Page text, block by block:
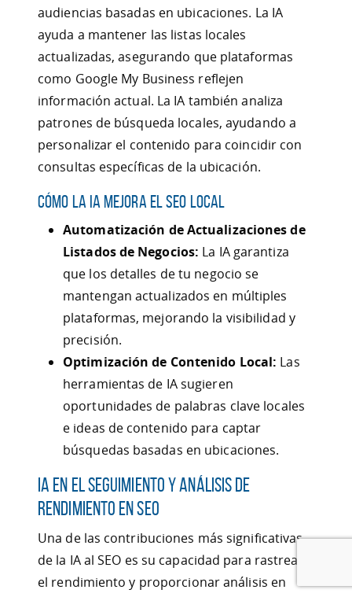
audiencias basadas en ubicaciones. La IA
ayuda a mantener las listas locales
actualizadas, asegurando que plataformas
como Google My Business reflejen
información actual. La IA también analiza
patrones de búsqueda locales, ayudando a
personalizar el contenido para coincidir con
consultas específicas de la ubicación.
Cómo la IA Mejora el SEO Local
Automatización de Actualizaciones de
Listados de Negocios: La IA garantiza
que los detalles de tu negocio se
mantengan actualizados en múltiples
plataformas, mejorando la visibilidad y
precisión.
Optimización de Contenido Local: Las
herramientas de IA sugieren
oportunidades de palabras clave locales
e ideas de contenido para captar
búsquedas basadas en ubicaciones.
IA en el Seguimiento y Análisis de
Rendimiento en SEO
Una de las contribuciones más significativas
de la IA al SEO es su capacidad para rastrear
el rendimiento y proporcionar análisis en